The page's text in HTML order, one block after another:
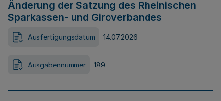
Änderung der Satzung des Rheinischen
Sparkassen- und Giroverbandes
Ausfertigungsdatum 14.07.2026
Ausgabennummer 189